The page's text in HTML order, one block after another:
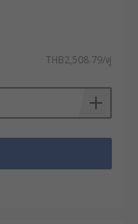
THB2,508.79/คู่